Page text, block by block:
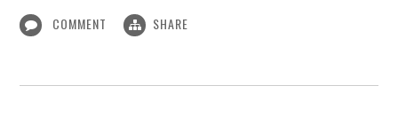
COMMENT SHARE